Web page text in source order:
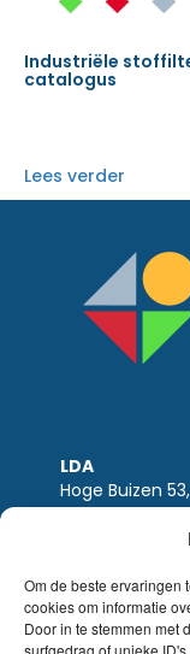
Om de beste ervaringen
cookies om informatie
Door in te stemmen met
surfgedrag of unieke
Industriële
catalogus
Lees verder
LDA
Hoge Buizen 53,
1980 EPPEGEM
Tel +32 (0)2-
LDA@LDA.be
BTW:
IBAN: KBC /